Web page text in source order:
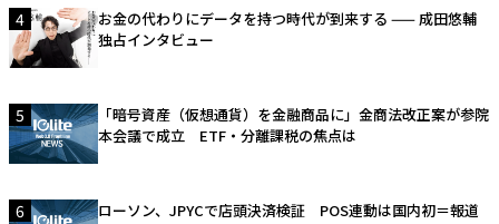
4
お金の代わりにデータを持つ時代が到来する —— 成田悠輔
独占インタビュー
5
「暗号資産（仮想通貨）を金融商品に」金商法改正案が参院
本会議で成立 ETF・分離課税の焦点は
6 ローソン、JPYCで店頭決済検証 POS連動は国内初＝報道